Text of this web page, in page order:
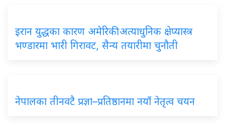
इरान युद्धका कारण अमेरिकी अत्याधुनिक क्षेप्यास्त्र
भण्डारमा भारी गिरावट, सैन्य तयारीमा चुनौती
नेपालका तीनवटै प्रज्ञा–प्रतिष्ठानमा नयाँ नेतृत्व चयन